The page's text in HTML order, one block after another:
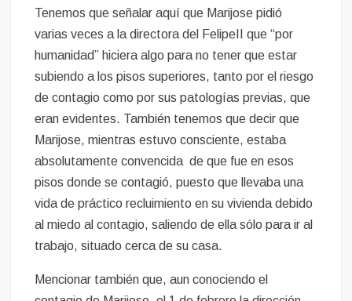
Tenemos que señalar aquí que Marijose pidió
varias veces a la directora del FelipeII que “por
humanidad” hiciera algo para no tener que estar
subiendo a los pisos superiores, tanto por el riesgo
de contagio como por sus patologías previas, que
eran evidentes. También tenemos que decir que
Marijose, mientras estuvo consciente, estaba
absolutamente convencida de que fue en esos
pisos donde se contagió, puesto que llevaba una
vida de práctico recluimiento en su vivienda debido
al miedo al contagio, saliendo de ella sólo para ir al
trabajo, situado cerca de su casa.
Mencionar también que, aun conociendo el